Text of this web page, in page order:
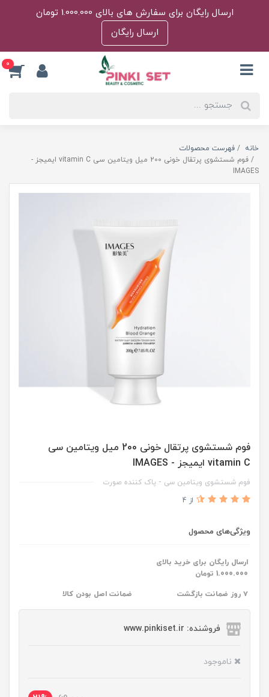
ارسال رایگان برای سفارش های بالای 1.000.000 تومان
ارسال رایگان
0
خانه
فهرست محصولات
فوم شستشوی پرتقال خونی 200 میل ویتامین سی vitamin C ایمیجز -
IMAGES
فوم شستشوی پرتقال خونی 200 میل ویتامین سی
vitamin C ایمیجز - IMAGES
فوم شستشوی ویتامین سی - پاک کننده صورت
از 4
ویژگی‌های محصول
ارسال رایگان برای خرید بالای
1.000.000 تومان
۷ روز ضمانت بازگشت ضمانت اصل بودن کالا
فروشنده: www.pinkiset.ir
ناموجود